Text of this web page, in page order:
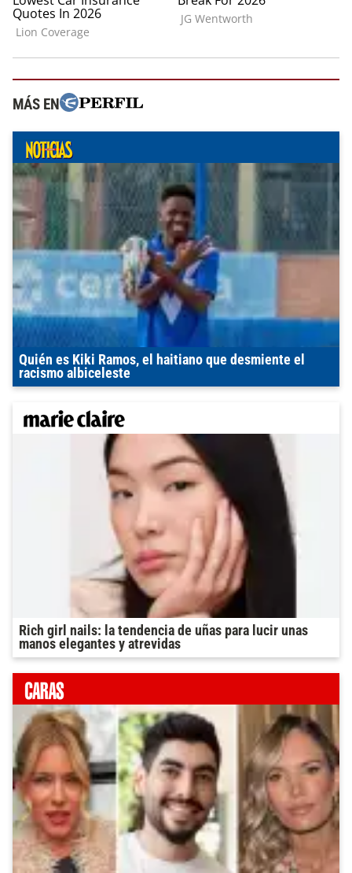
MÁS EN
Quién es Kiki Ramos, el haitiano que desmiente el
racismo albiceleste
Rich girl nails: la tendencia de uñas para lucir unas
manos elegantes y atrevidas